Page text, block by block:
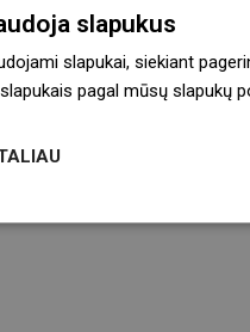
slapukus
slapukai, siekiant
pagal mūsų slapukų